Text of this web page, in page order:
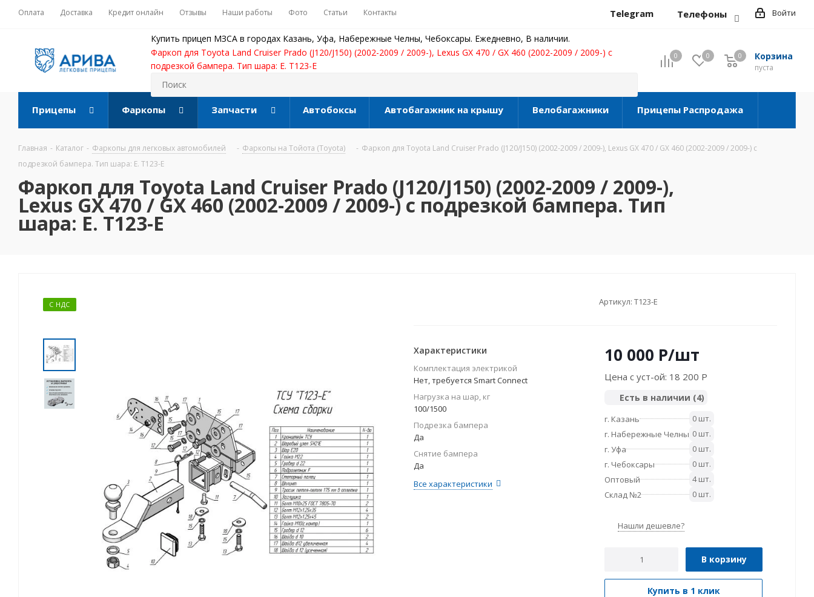
Оплата Доставка Кредит онлайн Отзывы Наши работы Фото Статьи Контакты Войти
Telegram Телефоны
Купить прицеп МЗСА в городах Казань, Уфа, Набережные Челны, Чебоксары. Ежедневно, В наличии.
Фаркоп для Toyota Land Cruiser Prado (J120/J150) (2002-2009 / 2009-), Lexus GX 470 / GX 460 (2002-2009 / 2009-) с
подрезкой бампера. Тип шара: E. T123-E
0 0 Корзина
0
пуста
0
Прицепы Фаркопы Запчасти Автобоксы Автобагажник на крышу Велобагажники Прицепы Распродажа
Главная - Каталог - Фаркопы для легковых автомобилей - Фаркопы на Тойота (Toyota) - Фаркоп для Toyota Land Cruiser Prado (J120/J150) (2002-2009 / 2009-), Lexus GX 470 / GX 460 (2002-2009 / 2009-) с
подрезкой бампера. Тип шара: E. T123-E
Фаркоп для Toyota Land Cruiser Prado (J120/J150) (2002-2009 / 2009-),
Lexus GX 470 / GX 460 (2002-2009 / 2009-) с подрезкой бампера. Тип
шара: E. T123-E
С НДС Артикул: T123-E
Характеристики
Комплектация электрикой
Нет, требуется Smart Connect
Нагрузка на шар, кг
100/1500
Подрезка бампера
Да
Снятие бампера
Да
Все характеристики
10 000 P/шт
Цена с уст-ой: 18 200 P
Есть в наличии (4)
г. Казань
0 шт.
г. Набережные Челны 0 шт.
г. Уфа
0 шт.
г. Чебоксары
0 шт.
Оптовый
4 шт.
Склад №2
0 шт.
Нашли дешевле?
В корзину
Купить в 1 клик